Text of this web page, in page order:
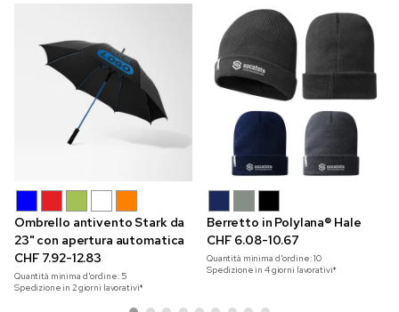
Ombrello antivento Stark da
23" con apertura automatica
CHF 7.92-12.83
Quantità minima d'ordine: 5
Spedizione in 2 giorni lavorativi*
Berretto in Polylana® Hale
CHF 6.08-10.67
Quantità minima d'ordine:10
Spedizione in 4 giorni lavorativi*